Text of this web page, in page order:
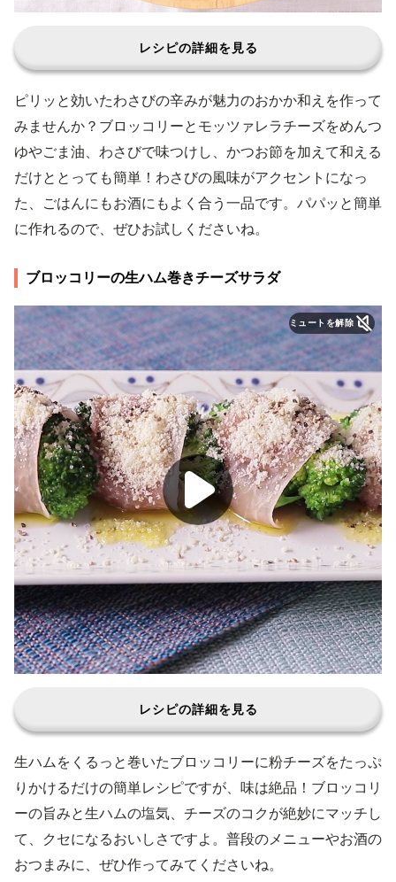
レシピの詳細を見る
ピリッと効いたわさびの辛みが魅力のおかか和えを作って
みませんか？ブロッコリーとモッツァレラチーズをめんつ
ゆやごま油、わさびで味つけし、かつお節を加えて和える
だけととっても簡単！わさびの風味がアクセントになっ
た、ごはんにもお酒にもよく合う一品です。パパッと簡単
に作れるので、ぜひお試しくださいね。
ブロッコリーの生ハム巻きチーズサラダ
ミュートを解除
レシピの詳細を見る
生ハムをくるっと巻いたブロッコリーに粉チーズをたっぷ
りかけるだけの簡単レシピですが、味は絶品！ブロッコリ
ーの旨みと生ハムの塩気、チーズのコクが絶妙にマッチし
て、クセになるおいしさですよ。普段のメニューやお酒の
おつまみに、ぜひ作ってみてくださいね。